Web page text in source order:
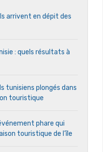
arrivent en dépit des
: quels résultats à
tunisiens plongés dans
touristique
phare qui
touristique de l’île